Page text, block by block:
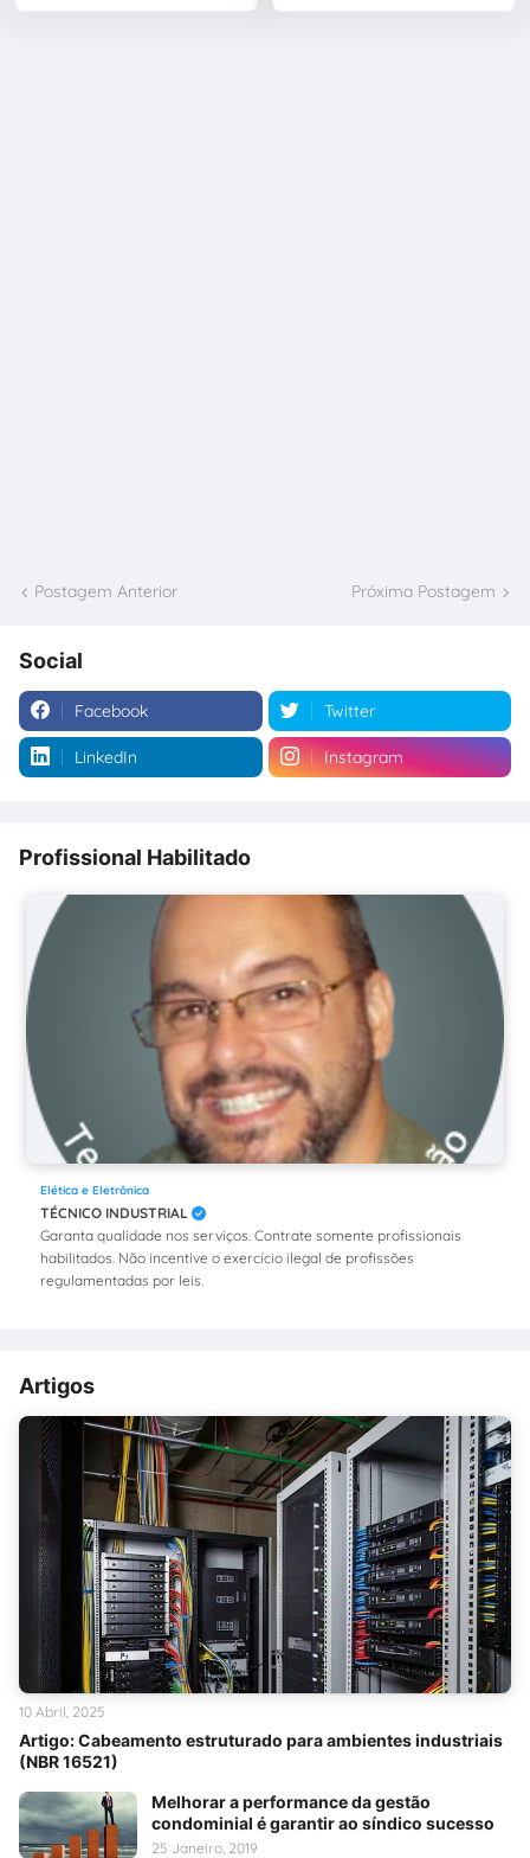
Postagem Anterior Próxima Postagem
Social
Facebook Twitter
LinkedIn Instagram
Profissional Habilitado
Elética e Eletrônica
TÉCNICO INDUSTRIAL
Garanta qualidade nos serviços. Contrate somente profissionais
habilitados. Não incentive o exercício ilegal de profissões
regulamentadas por leis.
Artigos
Artigo: Cabeamento estruturado para ambientes industriais
(NBR 16521)
10 Abril, 2025
Melhorar a performance da gestão
condominial é garantir ao síndico sucesso
25 Janeiro, 2019